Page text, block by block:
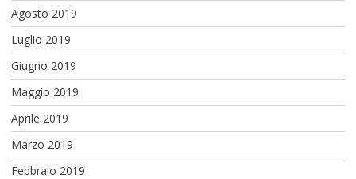
Agosto 2019
Luglio 2019
Giugno 2019
Maggio 2019
Aprile 2019
Marzo 2019
Febbraio 2019